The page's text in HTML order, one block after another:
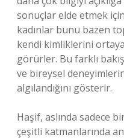
sonuçlar elde etmek
kadınlar bunu bazen
kendi kimliklerini
görürler. Bu farklı
ve bireysel
algılandığını gösterir.
Haşif, aslında sadece
çeşitli katmanlarında